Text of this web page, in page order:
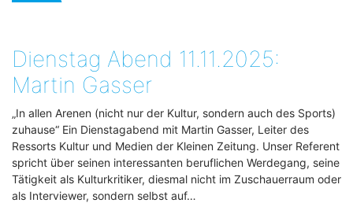
Dienstag Abend 11.11.2025:
Martin Gasser
„In allen Arenen (nicht nur der Kultur, sondern auch des Sports)
zuhause“ Ein Dienstagabend mit Martin Gasser, Leiter des
Ressorts Kultur und Medien der Kleinen Zeitung. Unser Referent
spricht über seinen interessanten beruflichen Werdegang, seine
Tätigkeit als Kulturkritiker, diesmal nicht im Zuschauerraum oder
als Interviewer, sondern selbst auf…